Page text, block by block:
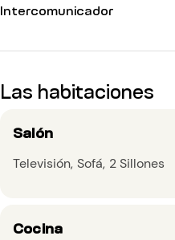
Intercomunicador
Las habitaciones
Salón
Televisión Sofá 2 Sillones
Cocina